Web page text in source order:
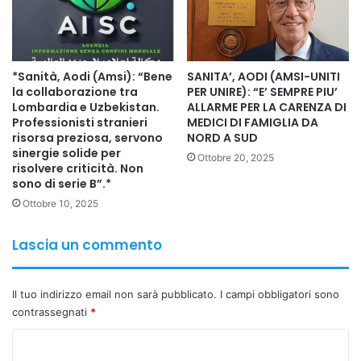
dell’Ambasciata.
*Sanità, Aodi (Amsi): “Bene
la collaborazione tra
Lombardia e Uzbekistan.
Professionisti stranieri
risorsa preziosa, servono
sinergie solide per
risolvere criticità. Non
sono di serie B”.*
Ottobre 10, 2025
SANITA’, AODI (AMSI-UNITI
PER UNIRE): “E’ SEMPRE PIU’
ALLARME PER LA CARENZA DI
MEDICI DI FAMIGLIA DA
NORD A SUD
Ottobre 20, 2025
Lascia un commento
Il tuo indirizzo email non sarà pubblicato. I campi obbligatori sono
contrassegnati *